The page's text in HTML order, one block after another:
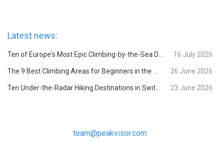
Latest news:
16 July 2026
26 June 2026
23 June 2026
team@peakvisor.com